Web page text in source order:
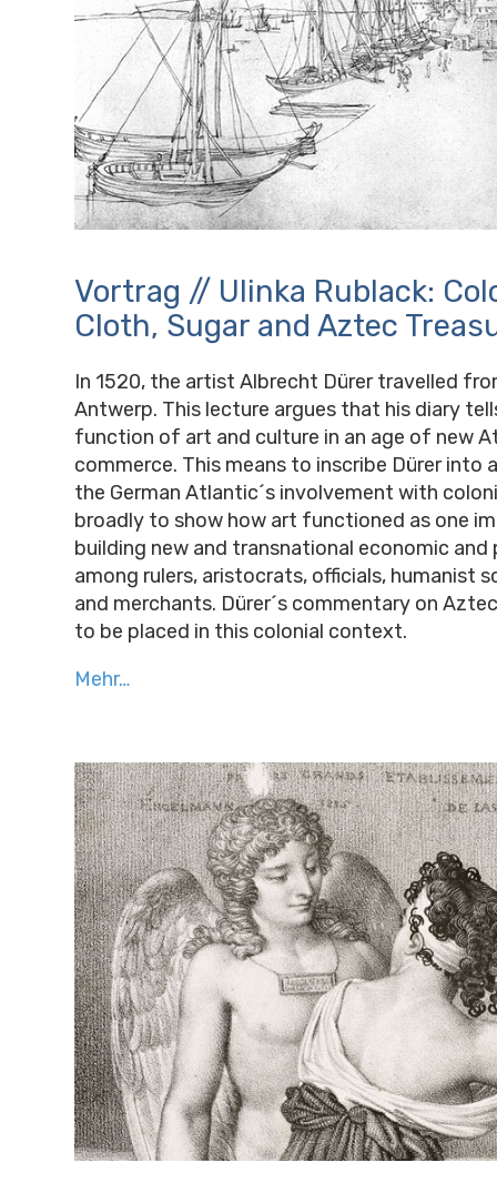
Vortrag // Ulinka Rublack:
Cloth, Sugar and Aztec
In 1520, the artist Albrecht Dürer travelled
Antwerp. This lecture argues that his diary
function of art and culture in an age of new
commerce. This means to inscribe Dürer into
the German Atlantic´s involvement with
broadly to show how art functioned as one
building new and transnational economic
among rulers, aristocrats, officials, humanist
and merchants. Dürer´s commentary on
to be placed in this colonial context.
Mehr…